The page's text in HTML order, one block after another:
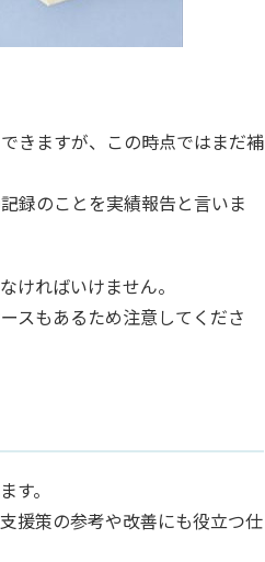
きますが、この時点ではまだ補
録のことを実績報告と言いま
ければいけません。
スもあるため注意してくださ
す。
援策の参考や改善にも役立つ仕